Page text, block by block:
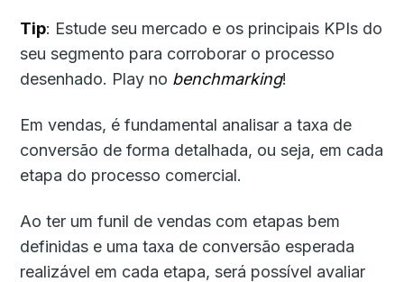
Tip: Estude seu mercado e os principais KPIs do
seu segmento para corroborar o processo
desenhado. Play no benchmarking!
Em vendas, é fundamental analisar a taxa de
conversão de forma detalhada, ou seja, em cada
etapa do processo comercial.
Ao ter um funil de vendas com etapas bem
definidas e uma taxa de conversão esperada
realizável em cada etapa, será possível avaliar